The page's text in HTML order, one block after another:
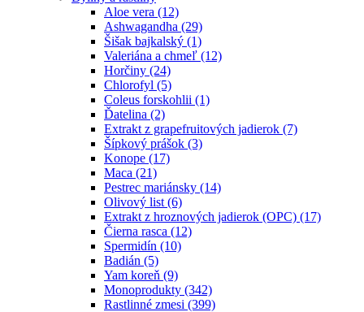
Aloe vera (12)
Ashwagandha (29)
Šišak bajkalský (1)
Valeriána a chmeľ (12)
Horčiny (24)
Chlorofyl (5)
Coleus forskohlii (1)
Ďatelina (2)
Extrakt z grapefruitových jadierok (7)
Šípkový prášok (3)
Konope (17)
Maca (21)
Pestrec mariánsky (14)
Olivový list (6)
Extrakt z hroznových jadierok (OPC) (17)
Čierna rasca (12)
Spermidín (10)
Badián (5)
Yam koreň (9)
Monoprodukty (342)
Rastlinné zmesi (399)